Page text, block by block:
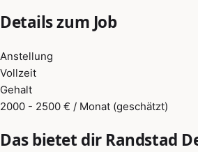
Details zum Job
Anstellung
Vollzeit
Gehalt
2000 - 2500 € / Monat (geschätzt)
Das bietet dir Randstad